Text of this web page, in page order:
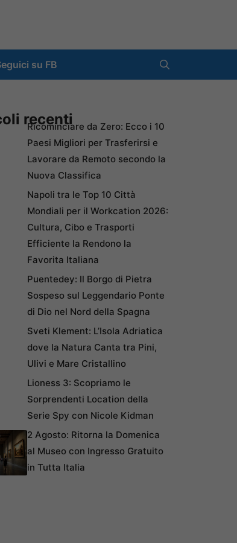
su FB
recenti
Ricominciare da Zero: Ecco i 10
Paesi Migliori per Trasferirsi e
Lavorare da Remoto secondo la
Nuova Classifica
Napoli tra le Top 10 Città
Mondiali per il Workcation 2026:
Cultura, Cibo e Trasporti
Efficiente la Rendono la
Favorita Italiana
Puentedey: Il Borgo di Pietra
Sospeso sul Leggendario Ponte
di Dio nel Nord della Spagna
Sveti Klement: L’Isola Adriatica
dove la Natura Canta tra Pini,
Ulivi e Mare Cristallino
Lioness 3: Scopriamo le
Sorprendenti Location della
Serie Spy con Nicole Kidman
2 Agosto: Ritorna la Domenica
al Museo con Ingresso Gratuito
in Tutta Italia